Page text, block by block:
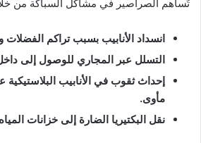
تُساهم الصراصير في مشاكل السباكة من
انسداد الأنابيب بسبب تراكم الفضلات
التسلل عبر المجاري للوصول إلى
إحداث ثقوب في الأنابيب
مأوى.
نقل البكتيريا الضارة إلى خزانات المياه